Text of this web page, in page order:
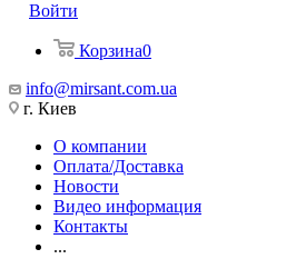
Войти
Корзина0
info@mirsant.com.ua
г. Киев
О компании
Оплата/Доставка
Новости
Видео информация
Контакты
...